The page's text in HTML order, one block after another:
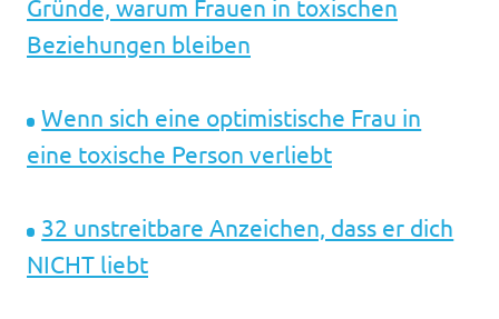
Gründe, warum Frauen in toxischen
Beziehungen bleiben
Wenn sich eine optimistische Frau in
eine toxische Person verliebt
32 unstreitbare Anzeichen, dass er dich
NICHT liebt